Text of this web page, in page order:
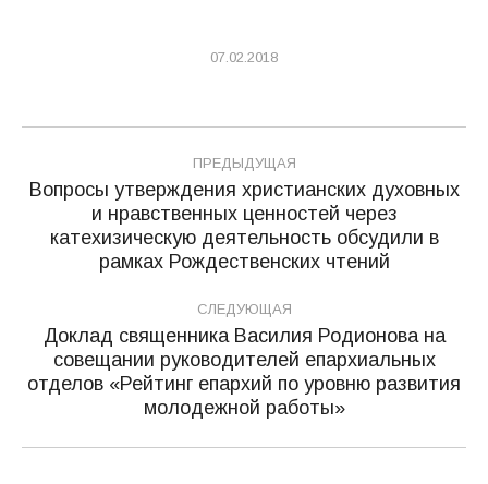
07.02.2018
Навигация
по
записям
ПРЕДЫДУЩАЯ
Предыдущая
запись:
Вопросы утверждения христианских духовных
и нравственных ценностей через
катехизическую деятельность обсудили в
рамках Рождественских чтений
СЛЕДУЮЩАЯ
Следующая
запись:
Доклад священника Василия Родионова на
совещании руководителей епархиальных
отделов «Рейтинг епархий по уровню развития
молодежной работы»